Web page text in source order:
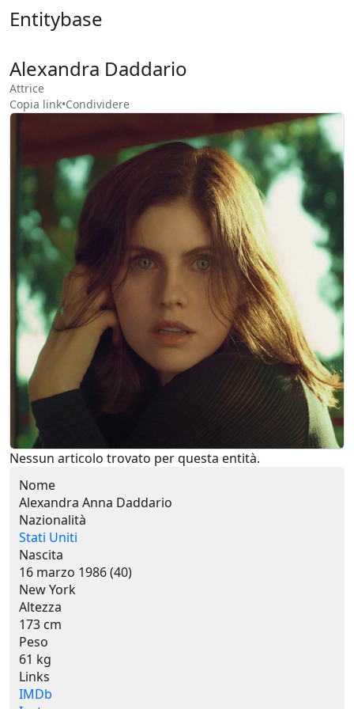
Entitybase
Alexandra Daddario
Attrice
Copia link•Condividere
Nessun articolo trovato per questa entità.
Nome
Alexandra Anna Daddario
Nazionalità
Stati Uniti
Nascita
16 marzo 1986 (40)
New York
Altezza
173 cm
Peso
61 kg
Links
IMDb